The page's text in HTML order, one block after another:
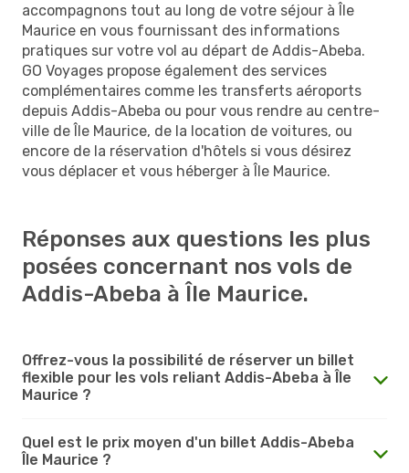
accompagnons tout au long de votre séjour à Île
Maurice en vous fournissant des informations
pratiques sur votre vol au départ de Addis-Abeba.
GO Voyages propose également des services
complémentaires comme les transferts aéroports
depuis Addis-Abeba ou pour vous rendre au centre-
ville de Île Maurice, de la location de voitures, ou
encore de la réservation d'hôtels si vous désirez
vous déplacer et vous héberger à Île Maurice.
Réponses aux questions les plus
posées concernant nos vols de
Addis-Abeba à Île Maurice.
Offrez-vous la possibilité de réserver un billet
flexible pour les vols reliant Addis-Abeba à Île
Maurice ?
Quel est le prix moyen d'un billet Addis-Abeba
Île Maurice ?